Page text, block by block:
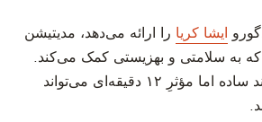
ایشا کریا را ارائه می‌دهد، مدیتیشن
که به سلامتی و بهزیستی کمک می‌کند.
ساده اما مؤثرِ ۱۲ دقیقه‌ای می‌تواند